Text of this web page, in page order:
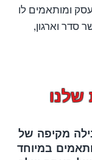
ומותאמים לו
סדר וארגון,
שלנו
מקיפה של
במיוחד